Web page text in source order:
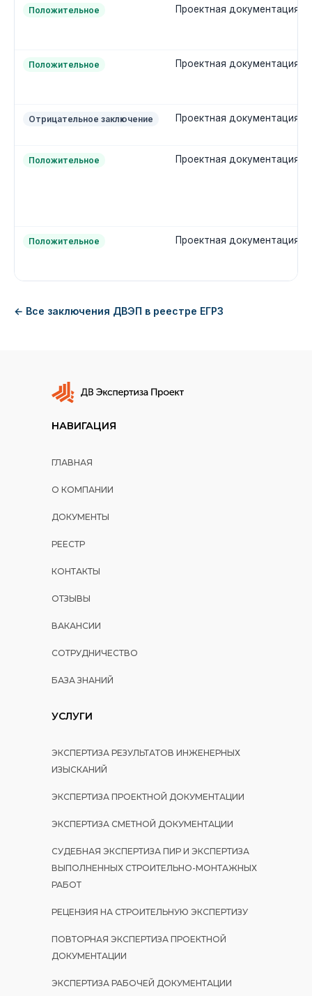
Положительное Проектная документация
Положительное Проектная документация
Отрицательное заключение Проектная документация
Положительное Проектная документация
Положительное Проектная документация
← Все заключения ДВЭП в реестре ЕГРЗ
НАВИГАЦИЯ
ГЛАВНАЯ
О КОМПАНИИ
ДОКУМЕНТЫ
РЕЕСТР
КОНТАКТЫ
ОТЗЫВЫ
ВАКАНСИИ
СОТРУДНИЧЕСТВО
БАЗА ЗНАНИЙ
УСЛУГИ
ЭКСПЕРТИЗА РЕЗУЛЬТАТОВ ИНЖЕНЕРНЫХ
ИЗЫСКАНИЙ
ЭКСПЕРТИЗА ПРОЕКТНОЙ ДОКУМЕНТАЦИИ
ЭКСПЕРТИЗА СМЕТНОЙ ДОКУМЕНТАЦИИ
СУДЕБНАЯ ЭКСПЕРТИЗА ПИР И ЭКСПЕРТИЗА
ВЫПОЛНЕННЫХ СТРОИТЕЛЬНО-МОНТАЖНЫХ
РАБОТ
РЕЦЕНЗИЯ НА СТРОИТЕЛЬНУЮ ЭКСПЕРТИЗУ
ПОВТОРНАЯ ЭКСПЕРТИЗА ПРОЕКТНОЙ
ДОКУМЕНТАЦИИ
ЭКСПЕРТИЗА РАБОЧЕЙ ДОКУМЕНТАЦИИ